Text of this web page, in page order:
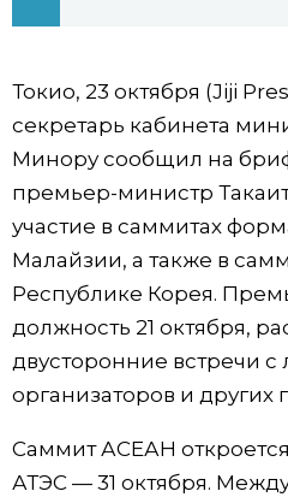
Путеводитель по Японии
Фото/Видео
Разделы
Люди
Блог
Политика
Экономика
Популярные статьи
Японский язык
Японский калейдоскоп
official
Токио, 23 октября (Jiji
секретарь кабинета
Минору сообщил на
премьер-министр
участие в саммитах
Малайзии, а также в
Республике Корея.
должность 21 октября,
двусторонние встречи
организаторов и других
Саммит АСЕАН
АТЭС — 31 октября.